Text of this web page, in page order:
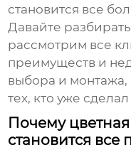
становится все
Давайте
рассмотрим все
преимуществ и
выбора и
тех, кто уже сделал
Почему
становится все